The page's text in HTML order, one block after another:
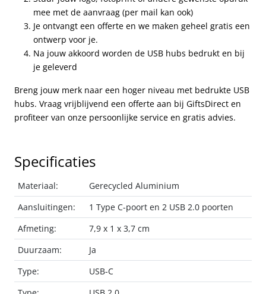
mee met de aanvraag (per mail kan ook)
Je ontvangt een offerte en we maken geheel gratis een
ontwerp voor je.
Na jouw akkoord worden de USB hubs bedrukt en bij
je geleverd
Breng jouw merk naar een hoger niveau met bedrukte USB
hubs. Vraag vrijblijvend een offerte aan bij GiftsDirect en
profiteer van onze persoonlijke service en gratis advies.
Specificaties
Materiaal:
Gerecycled Aluminium
Aansluitingen:
1 Type C-poort en 2 USB 2.0 poorten
Afmeting:
7,9 x 1 x 3,7 cm
Duurzaam:
Ja
Type:
USB-C